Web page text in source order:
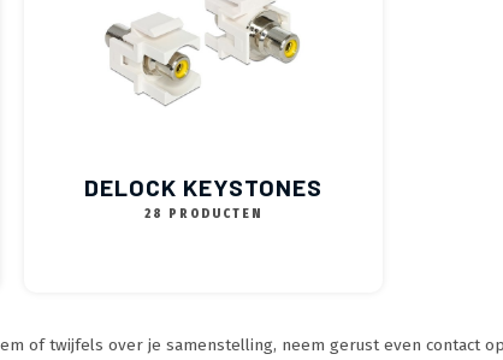
DELOCK KEYSTONES
28 PRODUCTEN
of twijfels over je samenstelling, neem gerust even contact